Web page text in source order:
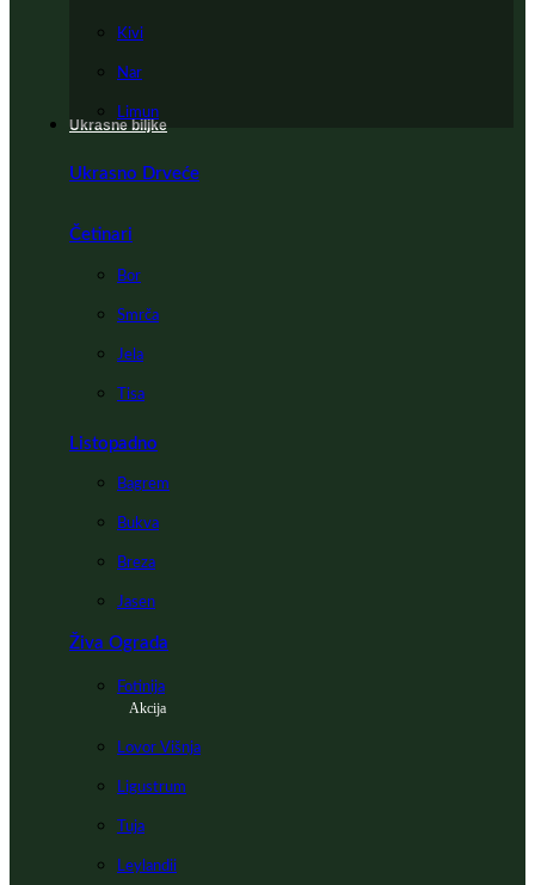
Kivi
Nar
Limun
Ukrasne biljke
Ukrasno Drveće
Četinari
Bor
Smrča
Jela
Tisa
Listopadno
Bagrem
Bukva
Breza
Jasen
Živa Ograda
Fotinija
Akcija
Lovor Višnja
Ligustrum
Tuja
Leylandii